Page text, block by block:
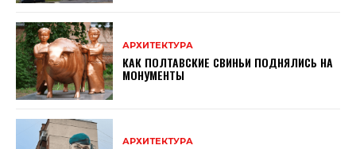
АРХИТЕКТУРА
КАК ПОЛТАВСКИЕ СВИНЬИ ПОДНЯЛИСЬ НА
МОНУМЕНТЫ
АРХИТЕКТУРА